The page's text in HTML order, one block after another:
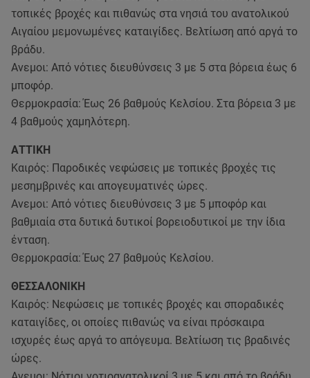
τοπικές βροχές και πιθανώς στα νησιά του ανατολικού
Αιγαίου μεμονωμένες καταιγίδες. Βελτίωση από αργά το
βράδυ.
Ανεμοι: Από νότιες διευθύνσεις 3 με 5 στα βόρεια έως 6
μποφόρ.
Θερμοκρασία: Έως 26 βαθμούς Κελσίου. Στα βόρεια 3 με
4 βαθμούς χαμηλότερη.
ΑΤΤΙΚΗ
Καιρός: Παροδικές νεφώσεις με τοπικές βροχές τις
μεσημβρινές και απογευματινές ώρες.
Ανεμοι: Από νότιες διευθύνσεις 3 με 5 μποφόρ και
βαθμιαία στα δυτικά δυτικοί βορειοδυτικοί με την ίδια
ένταση.
Θερμοκρασία: Έως 27 βαθμούς Κελσίου.
ΘΕΣΣΑΛΟΝΙΚΗ
Καιρός: Νεφώσεις με τοπικές βροχές και σποραδικές
καταιγίδες, οι οποίες πιθανώς να είναι πρόσκαιρα
ισχυρές έως αργά το απόγευμα. Βελτίωση τις βραδινές
ώρες.